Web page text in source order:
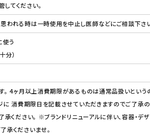
てください。
われる時は一時使用を中止し医師などにご相談下さい
う
分）
4ヶ月以上消費期限があるものは通常品扱いという
消費期限日を記載させていただきますのでご了承の
ください。 ※ブランドリニューアルに伴い、容器・デ
承くださいませ。